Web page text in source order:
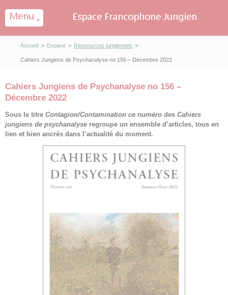
Accueil > Espace > Ressources jungiennes >
Cahiers Jungiens de Psychanalyse no 156 – Décembre 2022
Cahiers Jungiens de Psychanalyse no 156 –
Décembre 2022
Sous le titre Contagion/Contamination ce numéro des Cahiers
jungiens de psychanalyse regroupe un ensemble d’articles, tous en
lien et bien ancrés dans l’actualité du moment.